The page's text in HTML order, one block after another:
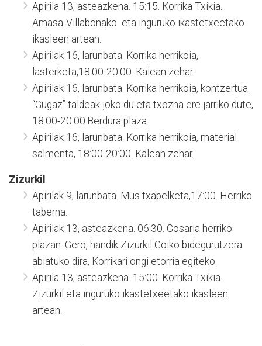
Apirila 13, asteazkena. 15:15. Korrika Txikia.
Amasa-Villabonako eta inguruko ikastetxeetako
ikasleen artean.
Apirilak 16, larunbata. Korrika herrikoia,
lasterketa,18:00-20:00. Kalean zehar.
Apirilak 16, larunbata. Korrika herrikoia, kontzertua.
“Gugaz” taldeak joko du eta txozna ere jarriko dute,
18:00-20:00.Berdura plaza.
Apirilak 16, larunbata. Korrika herrikoia, material
salmenta, 18:00-20:00. Kalean zehar.
Zizurkil
Apirilak 9, larunbata. Mus txapelketa,17:00. Herriko
taberna.
Apirilak 13, asteazkena. 06:30. Gosaria herriko
plazan. Gero, handik Zizurkil Goiko bidegurutzera
abiatuko dira, Korrikari ongi etorria egiteko.
Apirila 13, asteazkena. 15:00. Korrika Txikia.
Zizurkil eta inguruko ikastetxeetako ikasleen
artean.